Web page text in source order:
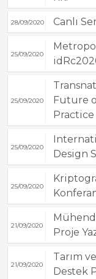
28/09/2020 Canlı
25/09/2020
25/09/2020
Future
25/09/2020
Design
25/09/2020
21/09/2020
Proje
21/09/2020
Tarım
Destek